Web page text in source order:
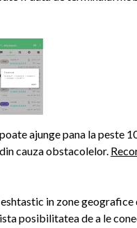
ajunge pana la peste
cauza obstacolelor.
in zone
posibilitatea de a le